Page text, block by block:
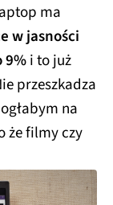
ma
w jasności
9%i to już
przeszkadza
na
że filmy czy